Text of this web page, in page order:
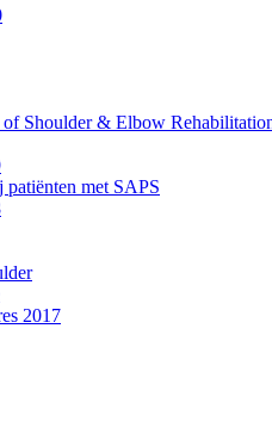
of Shoulder & Elbow
met SAPS
2017